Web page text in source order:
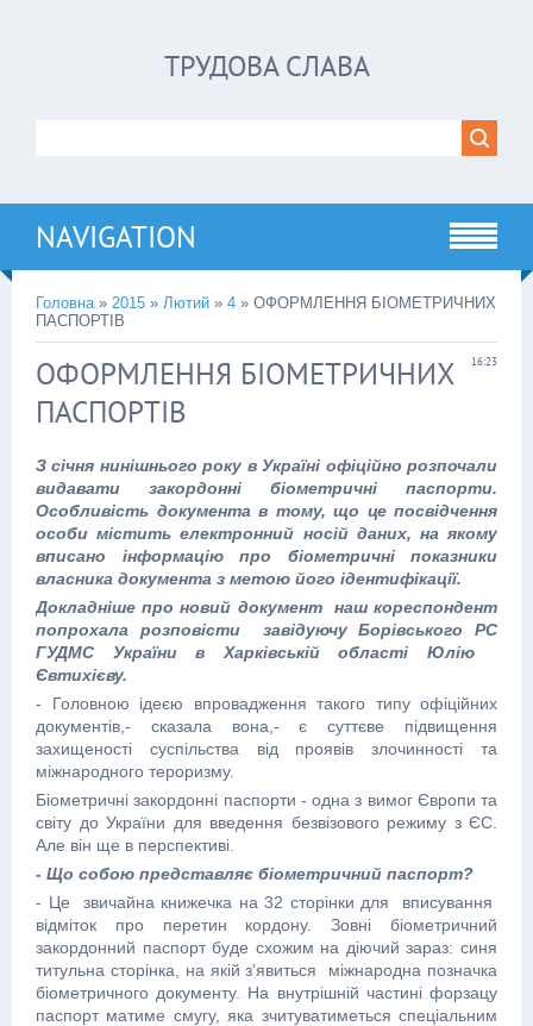
ТРУДОВА СЛАВА
NAVIGATION
Головна» 2015 » Лютий » 4 » ОФОРМЛЕННЯ БІОМЕТРИЧНИХ
ПАСПОРТІВ
16:23
ОФОРМЛЕННЯ БІОМЕТРИЧНИХ
ПАСПОРТІВ
З січня нинішнього року в Україні офіційно розпочали
видавати закордонні біометричні паспорти.
Особливість документа в тому, що це посвідчення
особи містить електронний носій даних, на якому
вписано інформацію про біометричні показники
власника документа з метою його ідентифікації.
Докладніше про новий документ наш кореспондент
попрохала розповісти завідуючу Борівського РС
ГУДМС України в Харківській області Юлію
Євтихієву.
- Головною ідеєю впровадження такого типу офіційних
документів,- сказала вона,- є суттєве підвищення
захищеності суспільства від проявів злочинності та
міжнародного тероризму.
Біометричні закордонні паспорти - одна з вимог Європи та
світу до України для введення безвізового режиму з ЄС.
Але він ще в перспективі.
- Що собою представляє біометричний паспорт?
- Це звичайна книжечка на 32 сторінки для вписування
відміток про перетин кордону. Зовні біометричний
закордонний паспорт буде схожим на діючий зараз: синя
титульна сторінка, на якій з’явиться міжнародна позначка
біометричного документу. На внутрішній частині форзацу
паспорт матиме смугу, яка зчитуватиметься спеціальним